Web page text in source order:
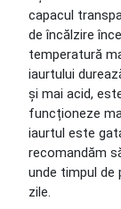
capacul
de încălzire
temperatură
iaurtului
și mai acid,
funcționeze
iaurtul este
recomandăm
unde timpul de
zile.